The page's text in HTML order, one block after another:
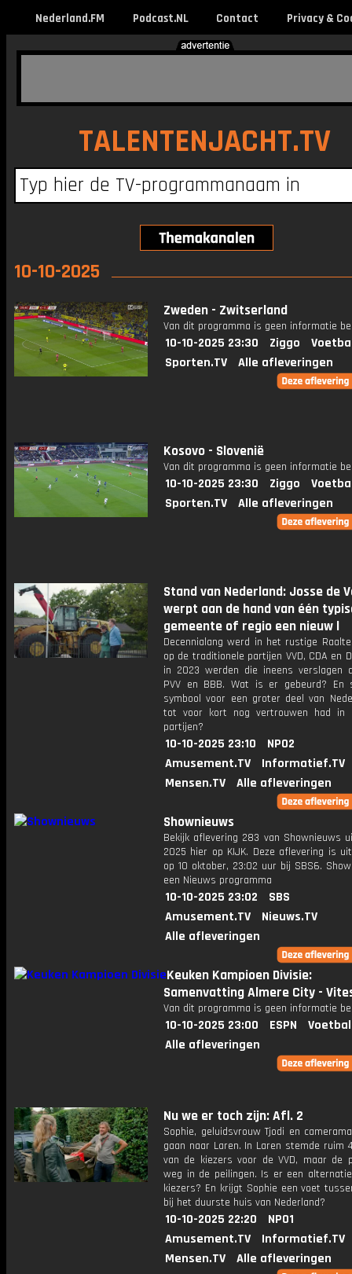
Nederland.FM Podcast.NL Contact Privacy &
TALENTENJACHT.TV
10-10-2025
Zweden - Zwitserland
Van dit programma is geen informatie
10-10-2025 23:30 Ziggo
Sporten.TV
Alle afleveringen
Kosovo - Slovenië
Van dit programma is geen informatie
10-10-2025 23:30 Ziggo
Sporten.TV
Alle afleveringen
Stand van Nederland: Josse de
werpt aan de hand van één
gemeente of regio een nieuw l
Decennialang werd in het rustige
op de traditionele partijen VVD, CDA en
in 2023 werden die ineens verslagen
PVV en BBB. Wat is er gebeurd? En
symbool voor een groter deel van
tot voor kort nog vertrouwen had in
partijen?
10-10-2025 23:10
NPO2
Amusement.TV
Informatief.TV
Mensen.TV
Alle afleveringen
Shownieuws
Bekijk aflevering 283 van Shownieuws
2025 hier op KIJK. Deze aflevering is
op 10 oktober, 23:02 uur bij SBS6.
een Nieuws programma
10-10-2025 23:02
SBS
Amusement.TV
Nieuws.TV
Alle afleveringen
Keuken Kampioen Divisie:
Samenvatting Almere City -
Van dit programma is geen informatie
10-10-2025 23:00 ESPN
Alle afleveringen
Nu we er toch zijn: Afl. 2
Sophie, geluidsvrouw Tjodi en
gaan naar Laren. In Laren stemde ruim
van de kiezers voor de VVD, maar de
weg in de peilingen. Is er een
kiezers? En krijgt Sophie een voet
bij het duurste huis van Nederland?
10-10-2025 22:20
NPO1
Amusement.TV
Informatief.TV
Mensen.TV
Alle afleveringen